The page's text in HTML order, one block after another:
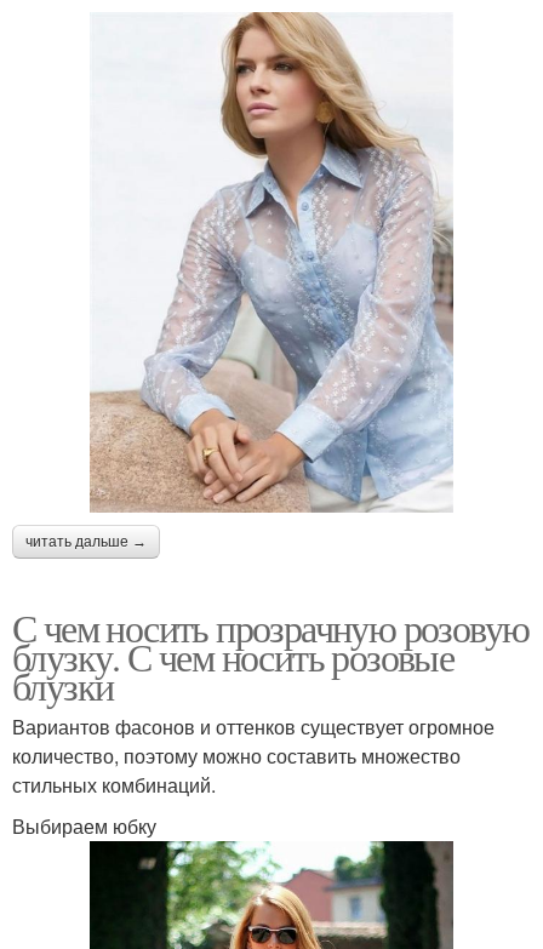
читать дальше →
С чем носить прозрачную розовую
блузку. С чем носить розовые
блузки
Вариантов фасонов и оттенков существует огромное
количество, поэтому можно составить множество
стильных комбинаций.
Выбираем юбку